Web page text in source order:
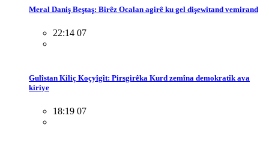
Meral Daniş Beştaş: Birêz Ocalan agirê ku gel dişewitand vemirand
22:14 07
Gulîstan Kiliç Koçyîgît: Pirsgirêka Kurd zemîna demokratîk ava
kiriye
18:19 07